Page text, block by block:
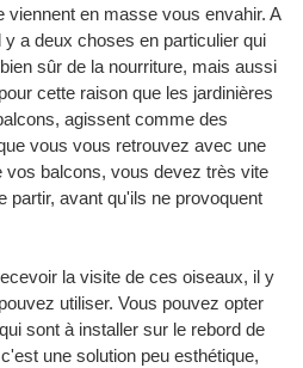
viennent en masse vous envahir. A
a deux choses en particulier qui
sûr de la nourriture, mais aussi
cette raison que les jardinières
agissent comme des
vous vous retrouvez avec une
vos balcons, vous devez très vite
partir, avant qu'ils ne provoquent
la visite de ces oiseaux, il y
utiliser. Vous pouvez opter
sont à installer sur le rebord de
une solution peu esthétique,